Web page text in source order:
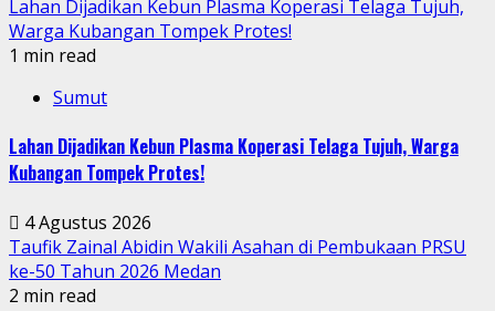
Lahan Dijadikan Kebun Plasma Koperasi Telaga Tujuh,
Warga Kubangan Tompek Protes!
1 min read
Sumut
Lahan Dijadikan Kebun Plasma Koperasi Telaga Tujuh, Warga
Kubangan Tompek Protes!
4 Agustus 2026
Taufik Zainal Abidin Wakili Asahan di Pembukaan PRSU
ke-50 Tahun 2026 Medan
2 min read